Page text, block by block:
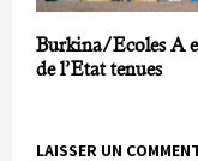
Burkina/Ecoles A
de l’Etat tenues
LAISSER UN